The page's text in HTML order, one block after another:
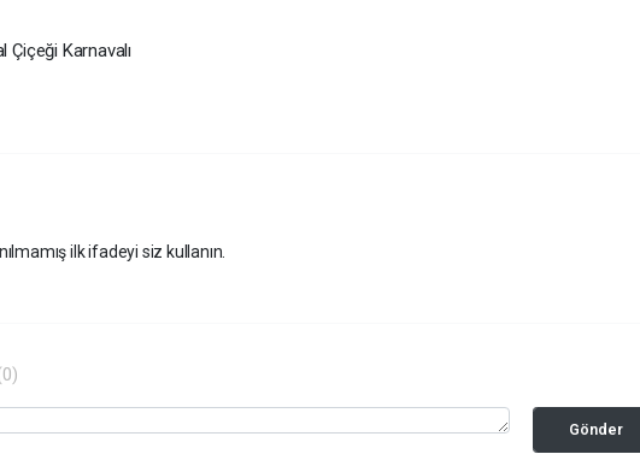
Çiçeği Karnavalı
ilk ifadeyi siz kullanın.
Gönder